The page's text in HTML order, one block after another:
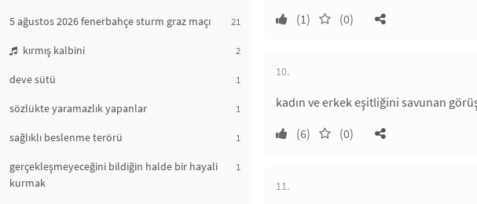
5 ağustos 2026 fenerbahçe sturm graz maçı 21
kırmış kalbini 2
deve sütü 1
sözlükte yaramazlık yapanlar 1
sağlıklı beslenme terörü 1
gerçekleşmeyeceğini bildiğin halde bir hayali
kurmak
1
(1)
(0)
10.
kadın ve erkek eşitliğini savunan
(6)
(0)
11.